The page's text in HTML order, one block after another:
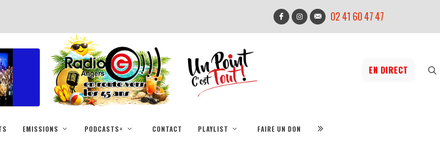
02 41 60 47 47
EN DIRECT
EMISSIONS PODCASTS+ CONTACT PLAYLIST FAIRE UN DON